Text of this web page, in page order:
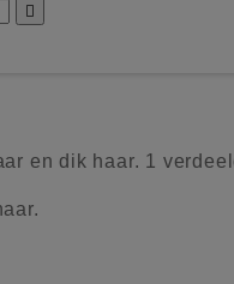

en dik haar. 1